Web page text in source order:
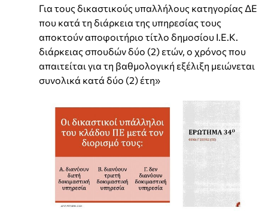
Για τους δικαστικούς υπαλλήλους κατηγορίας ΔΕ
που κατά τη διάρκεια της υπηρεσίας τους
αποκτούν αποφοιτήριο τίτλο δημοσίου Ι.Ε.Κ.
διάρκειας σπουδών δύο (2) ετών, ο χρόνος που
απαιτείται για τη βαθμολογική εξέλιξη μειώνεται
συνολικά κατά δύο (2) έτη»